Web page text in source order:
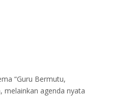
“Guru Bermutu,
melainkan agenda nyata